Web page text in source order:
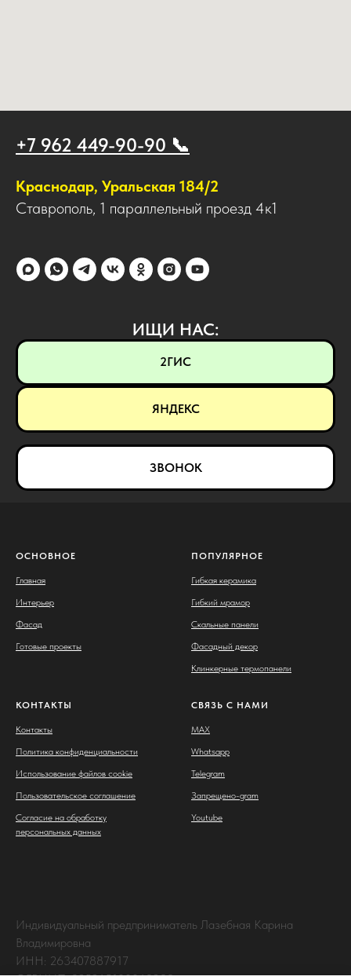
+7 962 449-90-90 📞
Краснодар, Уральская 184/2
Ставрополь, 1 параллельный проезд 4к1
ИЩИ НАС:
2ГИС
ЯНДЕКС
ЗВОНОК
ОСНОВНОЕ
Главная
Интерьер
Фасад
Готовые проекты
ПОПУЛЯРНОЕ
Гибкая керамика
Гибкий мрамор
Скальные панели
Фасадный декор
Клинкерные термопанели
КОНТАКТЫ
Контакты
Политика конфиденциальности
Использование файлов cookie
Пользовательское соглашение
Согласие на обработку
персональных данных
СВЯЗЬ С НАМИ
MAX
Whatsapp
Telegram
Запрещено-gram
Youtube
Индивидуальный предприниматель Лазебная Карина
Владимировна
ИНН: 263407887917